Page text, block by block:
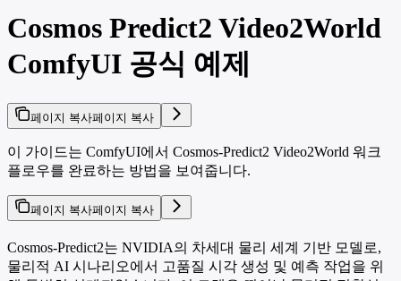
Cosmos Predict2 Video2World
ComfyUI 공식 예제
페이지 복사페이지 복사
이 가이드는 ComfyUI에서 Cosmos-Predict2 Video2World 워크
플로우를 완료하는 방법을 보여줍니다.
페이지 복사페이지 복사
Cosmos-Predict2는 NVIDIA의 차세대 물리 세계 기반 모델로,
물리적 AI 시나리오에서 고품질 시각 생성 및 예측 작업을 위